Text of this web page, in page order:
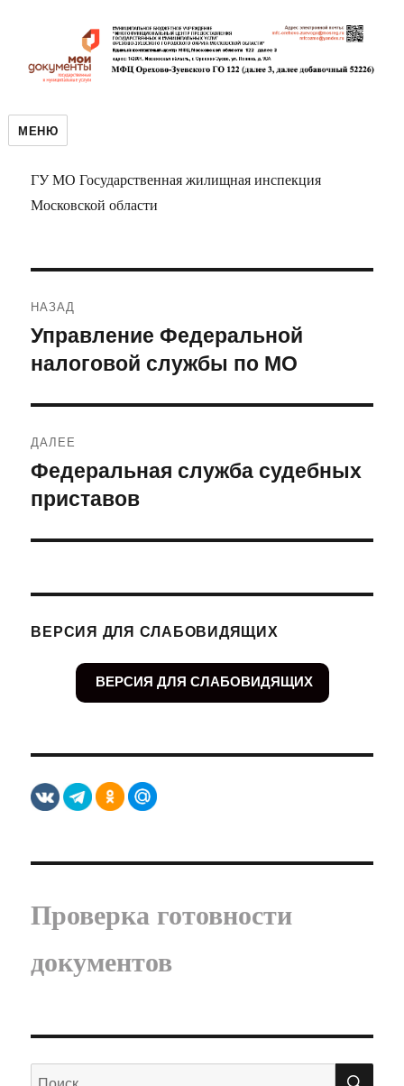
МЕНЮ
ГУ МО Государственная жилищная инспекция
Московской области
по
записям
НАЗАД
Предыдущая
запись:
Управление Федеральной
налоговой службы по МО
ДАЛЕЕ
Следующая
запись:
Федеральная служба судебных
приставов
ВЕРСИЯ ДЛЯ СЛАБОВИДЯЩИХ
ВЕРСИЯ ДЛЯ СЛАБОВИДЯЩИХ
Проверка готовности
документов
Искать: